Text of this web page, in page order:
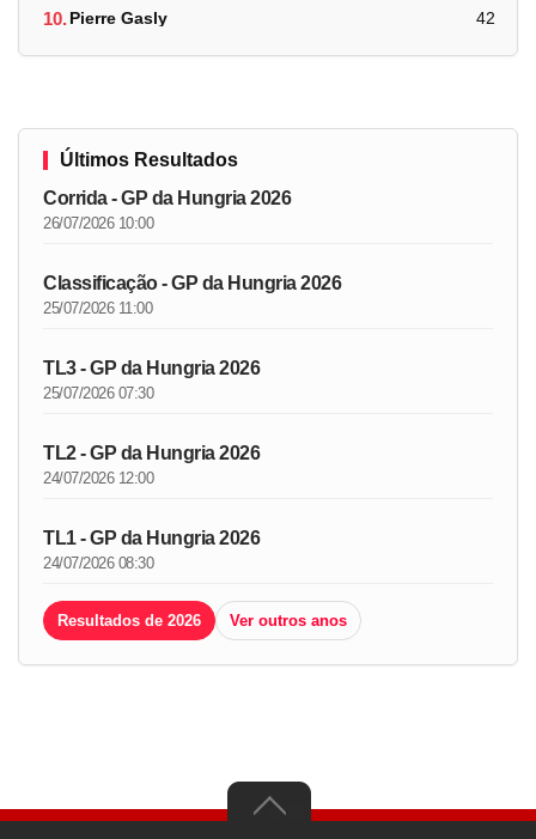
10.Pierre Gasly 42
Últimos Resultados
Corrida - GP da Hungria 2026
26/07/2026 10:00
Classificação - GP da Hungria 2026
25/07/2026 11:00
TL3 - GP da Hungria 2026
25/07/2026 07:30
TL2 - GP da Hungria 2026
24/07/2026 12:00
TL1 - GP da Hungria 2026
24/07/2026 08:30
Resultados de 2026 Ver outros anos